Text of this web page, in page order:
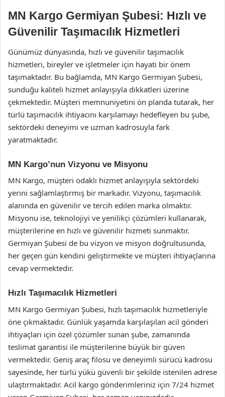
MN Kargo Germiyan Şubesi: Hızlı ve
Güvenilir Taşımacılık Hizmetleri
Günümüz dünyasında, hızlı ve güvenilir taşımacılık
hizmetleri, bireyler ve işletmeler için hayati bir önem
taşımaktadır. Bu bağlamda, MN Kargo Germiyan Şubesi,
sunduğu kaliteli hizmet anlayışıyla dikkatleri üzerine
çekmektedir. Müşteri memnuniyetini ön planda tutarak, her
türlü taşımacılık ihtiyacını karşılamayı hedefleyen bu şube,
sektördeki deneyimi ve uzman kadrosuyla fark
yaratmaktadır.
MN Kargo’nun Vizyonu ve Misyonu
MN Kargo, müşteri odaklı hizmet anlayışıyla sektördeki
yerini sağlamlaştırmış bir markadır. Vizyonu, taşımacılık
alanında en güvenilir ve tercih edilen marka olmaktır.
Misyonu ise, teknolojiyi ve yenilikçi çözümleri kullanarak,
müşterilerine en hızlı ve güvenilir hizmeti sunmaktır.
Germiyan Şubesi de bu vizyon ve misyon doğrultusunda,
her geçen gün kendini geliştirmekte ve müşteri ihtiyaçlarına
cevap vermektedir.
Hızlı Taşımacılık Hizmetleri
MN Kargo Germiyan Şubesi, hızlı taşımacılık hizmetleriyle
öne çıkmaktadır. Günlük yaşamda karşılaşılan acil gönderi
ihtiyaçları için özel çözümler sunan şube, zamanında
teslimat garantisi ile müşterilerine büyük bir güven
vermektedir. Geniş araç filosu ve deneyimli sürücü kadrosu
sayesinde, her türlü yükü güvenli bir şekilde istenilen adrese
ulaştırmaktadır. Acil kargo gönderimleriniz için 7/24 hizmet